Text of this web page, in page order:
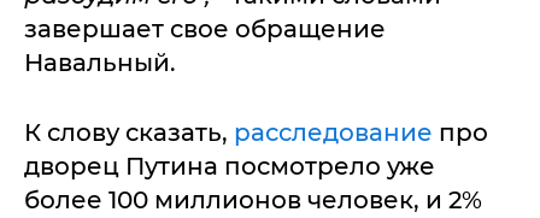
завершает свое обращение
Навальный.
К слову сказать, расследование про
дворец Путина посмотрело уже
более 100 миллионов человек, и 2%